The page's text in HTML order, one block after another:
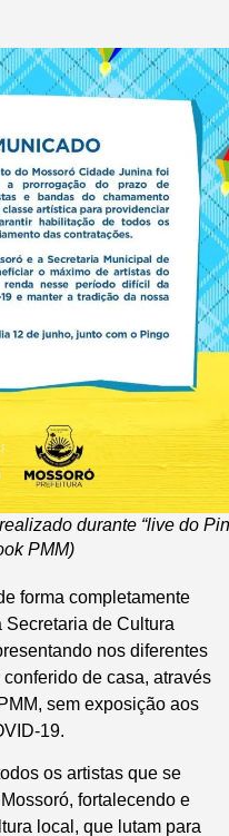
durante “live do
PMM)
forma completamente
de Cultura
nos diferentes
de casa, através
sem exposição aos
19.
os artistas que se
fortalecendo e
local, que lutam para